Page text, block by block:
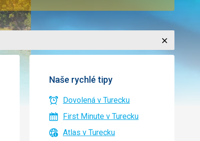
Naše rychlé tipy
Dovolená v Turecku
First Minute v Turecku
Atlas v Turecku